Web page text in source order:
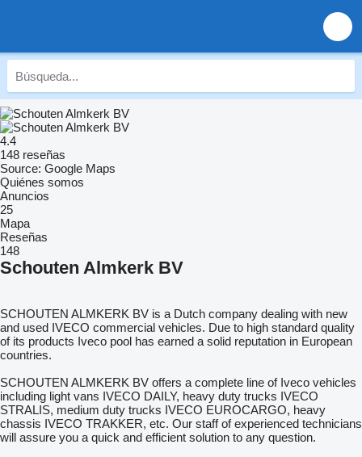
4.4
148 reseñas
Source: Google Maps
Quiénes somos
Anuncios
25
Mapa
Reseñas
148
Schouten Almkerk BV
SCHOUTEN ALMKERK BV is a Dutch company dealing with new
and used IVECO commercial vehicles. Due to high standard quality
of its products Iveco pool has earned a solid reputation in European
countries.
SCHOUTEN ALMKERK BV offers a complete line of Iveco vehicles
including light vans IVECO DAILY, heavy duty trucks IVECO
STRALIS, medium duty trucks IVECO EUROCARGO, heavy
chassis IVECO TRAKKER, etc. Our staff of experienced technicians
will assure you a quick and efficient solution to any question.